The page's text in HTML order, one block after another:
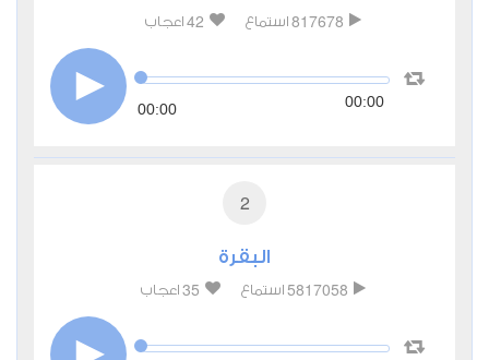
817678 استماع 42 اعجاب
00:00 00:00
2
البقرة
5817058 استماع 35 اعجاب